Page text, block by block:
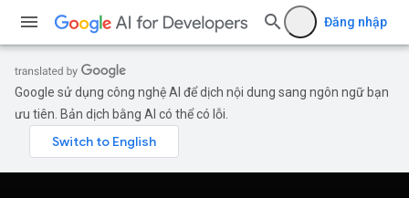
Đăng nhập
Google sử dụng công nghệ AI để dịch nội dung sang ngôn ngữ bạn
ưu tiên. Bản dịch bằng AI có thể có lỗi.